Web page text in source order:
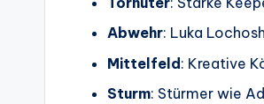
Abwehr: Luka
Mittelfeld: Kreative
Sturm: Stürmer wie